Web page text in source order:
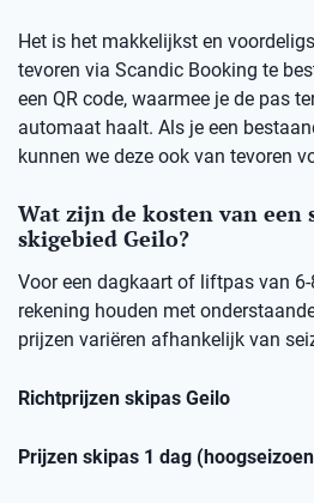
Het is het makkelijkst en
tevoren via Scandic Booking te
een QR code, waarmee je de pas
automaat haalt. Als je een
kunnen we deze ook van tevoren
Wat zijn de kosten van een
skigebied Geilo?
Voor een dagkaart of liftpas van
rekening houden met
prijzen variëren afhankelijk van
Richtprijzen skipas Geilo
Prijzen skipas 1 dag